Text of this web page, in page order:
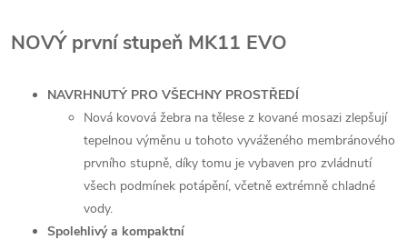
NOVÝ první stupeň MK11 EVO
NAVRHNUTÝ PRO VŠECHNY PROSTŘEDÍ
Nová kovová žebra na tělese z kované mosazi zlepšují
tepelnou výměnu u tohoto vyváženého membránového
prvního stupně, díky tomu je vybaven pro zvládnutí
všech podmínek potápění, včetně extrémně chladné
vody.
Spolehlivý a kompaktní